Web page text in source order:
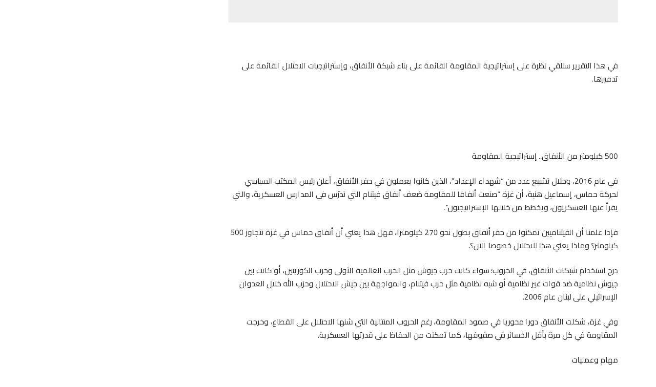
في هذا التقرير سنلقي نظرة على إستراتيجية المقاومة القائمة على بناء شبكة الأنفاق، وإستراتيجيات الاحتلال القائمة على
تدميرها.
500 كيلومتر من الأنفاق.. إستراتيجية المقاومة
في عام 2016، وخلال تشييع عدد من “شهداء الإعداد”، الذين كانوا يعملون في حفر الأنفاق، أعلن رئيس المكتب السياسي
لحركة حماس، إسماعيل هنية، أن غزة “صنعت أنفاقا للمقاومة ضعف أنفاق فيتنام التي تدرّس في المدارس العسكرية، والتي
يقرأ عنها العسكريون، ويخطط من خلالها الإستراتيجيون”.
فإذا علمنا أن الفيتناميين تمكنوا من حفر أنفاق بطول نحو 270 كيلومترا، فهل هذا يعني أن أنفاق حماس في غزة تتجاوز 500
كيلومتر؟ وماذا يعني هذا للاحتلال خصوصا الآن؟.
درج استخدام شبكات الأنفاق، في الحروب؛ سواء كانت حرب جيوش مثل الحرب العالمية الأولى وحرب الكوريتين، أو كانت بين
جيوش نظامية ضد قوات غير نظامية أو شبه نظامية مثل حرب فيتنام، والمواجهة بين جيش الاحتلال وحزب الله خلال العدوان
الإسرائيلي على لبنان عام 2006.
وفي غزة، شكلت الأنفاق دورا محوريا في صمود المقاومة، رغم الحروب المتتالية التي شنها الاحتلال على القطاع، وخرجت
المقاومة في كل مرة بأقل الخسائر في صفوفها، كما تمكنت من الحفاظ على قدرتها العسكرية.
مهام وعمليات